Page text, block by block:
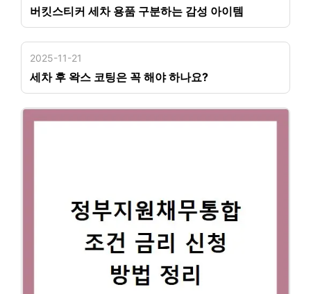
버킷스티커 세차 용품 구분하는 감성 아이템
2025-11-21
세차 후 왁스 코팅은 꼭 해야 하나요?